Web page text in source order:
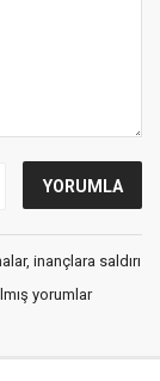
inançlara saldırı
yorumlar